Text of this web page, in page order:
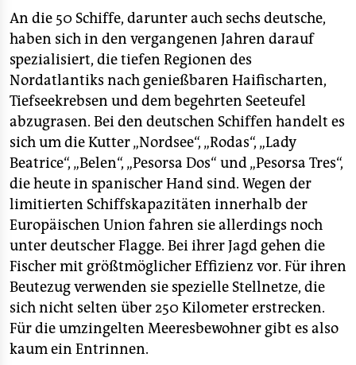
An die 50 Schiffe, darunter auch sechs deutsche,
haben sich in den vergangenen Jahren darauf
spezialisiert, die tiefen Regionen des
Nordatlantiks nach genießbaren Haifischarten,
Tiefseekrebsen und dem begehrten Seeteufel
abzugrasen. Bei den deutschen Schiffen handelt es
sich um die Kutter „Nordsee“, „Rodas“, „Lady
Beatrice“, „Belen“, „Pesorsa Dos“ und „Pesorsa Tres“,
die heute in spanischer Hand sind. Wegen der
limitierten Schiffskapazitäten innerhalb der
Europäischen Union fahren sie allerdings noch
unter deutscher Flagge. Bei ihrer Jagd gehen die
Fischer mit größtmöglicher Effizienz vor. Für ihren
Beutezug verwenden sie spezielle Stellnetze, die
sich nicht selten über 250 Kilometer erstrecken.
Für die umzingelten Meeresbewohner gibt es also
kaum ein Entrinnen.